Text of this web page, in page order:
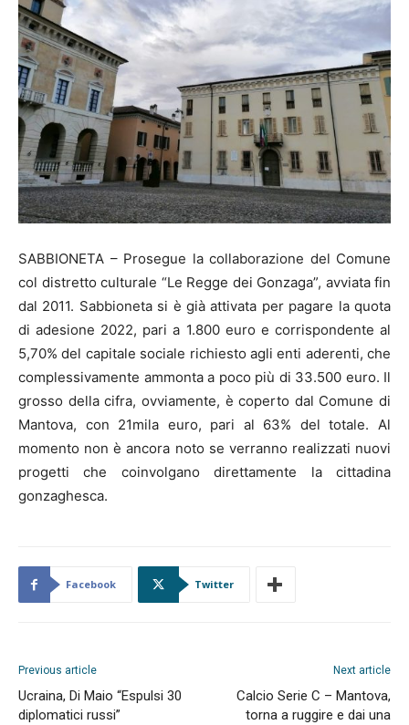
SABBIONETA – Prosegue la collaborazione del Comune
col distretto culturale “Le Regge dei Gonzaga”, avviata fin
dal 2011. Sabbioneta si è già attivata per pagare la quota
di adesione 2022, pari a 1.800 euro e corrispondente al
5,70% del capitale sociale richiesto agli enti aderenti, che
complessivamente ammonta a poco più di 33.500 euro. Il
grosso della cifra, ovviamente, è coperto dal Comune di
Mantova, con 21mila euro, pari al 63% del totale. Al
momento non è ancora noto se verranno realizzati nuovi
progetti che coinvolgano direttamente la cittadina
gonzaghesca.
Facebook Twitter
Previous article
Ucraina, Di Maio “Espulsi 30
diplomatici russi”
Next article
Calcio Serie C – Mantova,
torna a ruggire e dai una